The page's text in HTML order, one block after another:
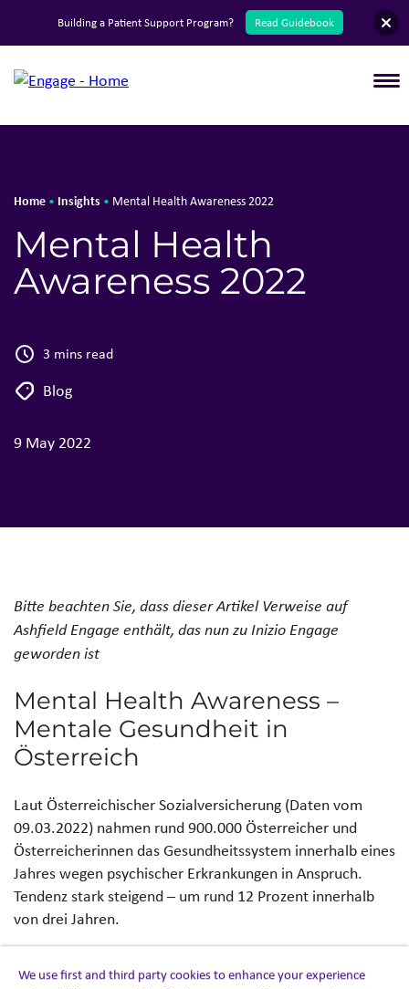
English
Home • Insights • Mental Health Awareness 2022
Mental Health
Awareness 2022
3 mins read
Blog
9 May 2022
Bitte beachten Sie, dass dieser Artikel Verweise auf
Ashfield Engage enthält, das nun zu Inizio Engage
geworden ist
Mental Health Awareness –
Mentale Gesundheit in
Österreich
Laut Österreichischer Sozialversicherung (Daten vom
09.03.2022) nahmen rund 900.000 Österreicher und
Österreicherinnen das Gesundheitssystem innerhalb eines
Jahres wegen psychischer Erkrankungen in Anspruch.
Tendenz stark steigend – um rund 12 Prozent innerhalb
von drei Jahren.
Alleinsein und Einsamkeit
Building a Patient Support Program? Read Guidebook
We use first and third party cookies to enhance your experience